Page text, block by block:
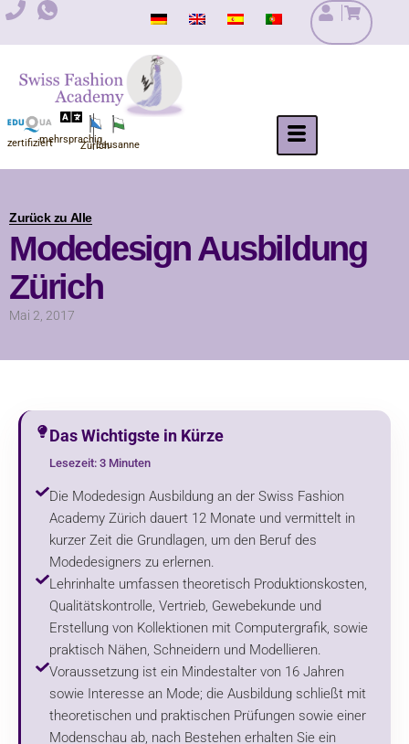
Zum
zertifiziertmehrsprachig
ZürichLausanne
Zurück zu Alle
Modedesign Ausbildung
Zürich
Mai 2, 2017
Das Wichtigste in Kürze
Lesezeit: 3 Minuten
Die Modedesign Ausbildung an der Swiss Fashion
Academy Zürich dauert 12 Monate und vermittelt in
kurzer Zeit die Grundlagen, um den Beruf des
Modedesigners zu erlernen.
Lehrinhalte umfassen theoretisch Produktionskosten,
Qualitätskontrolle, Vertrieb, Gewebekunde und
Erstellung von Kollektionen mit Computergrafik, sowie
praktisch Nähen, Schneidern und Modellieren.
Voraussetzung ist ein Mindestalter von 16 Jahren
sowie Interesse an Mode; die Ausbildung schließt mit
theoretischen und praktischen Prüfungen sowie einer
Modenschau ab, nach Bestehen erhalten Sie ein